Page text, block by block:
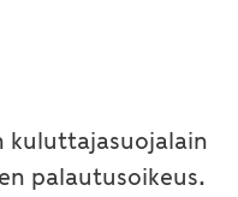
kuluttajasuojalain
palautusoikeus.